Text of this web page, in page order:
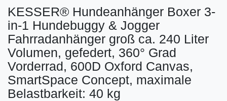
KESSER® Hundeanhänger Boxer 3-
in-1 Hundebuggy & Jogger
Fahrradanhänger groß ca. 240 Liter
Volumen, gefedert, 360° Grad
Vorderrad, 600D Oxford Canvas,
SmartSpace Concept, maximale
Belastbarkeit: 40 kg